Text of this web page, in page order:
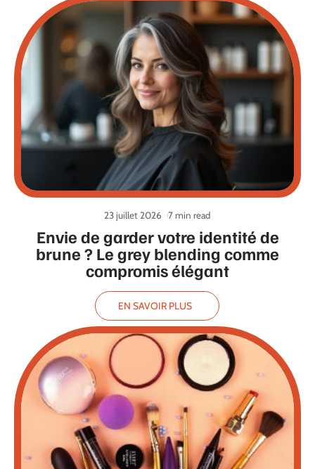
Envie de garder votre identité de
brune ? Le grey blending comme
compromis élégant
23 juillet 2026 7 min read
EN SAVOIR PLUS